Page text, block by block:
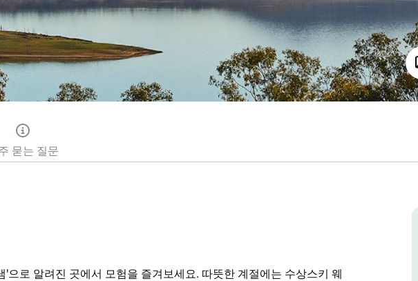
묻는 질문
으로 알려진 곳에서 모험을 즐겨보세요. 따뜻한 계절에는 수상스키 웨